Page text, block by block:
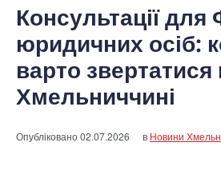
Консультації
юридичних осіб:
варто звертатися
Хмельниччині
Опубліковано02.07.2026 в Новини